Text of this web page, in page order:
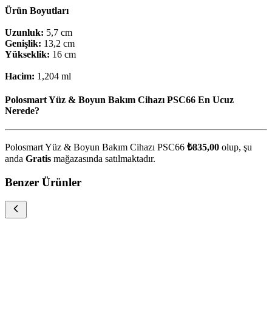
Ürün Boyutları
Uzunluk: 5,7 cm
Genişlik: 13,2 cm
Yükseklik: 16 cm
Hacim: 1,204 ml
Polosmart Yüz & Boyun Bakım Cihazı PSC66 En Ucuz
Nerede?
Polosmart Yüz & Boyun Bakım Cihazı PSC66 ₺835,00 olup, şu
anda Gratis mağazasında satılmaktadır.
Benzer Ürünler